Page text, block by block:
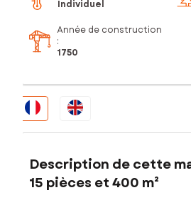
Individuel
Année de construction
:
1750
Description de cette
15 pièces et 400 m²